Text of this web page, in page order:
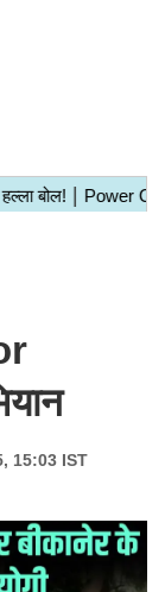
15:03 IST